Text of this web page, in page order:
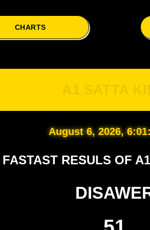
CHARTS
August 6, 2026,
FASTAST RESULS OF